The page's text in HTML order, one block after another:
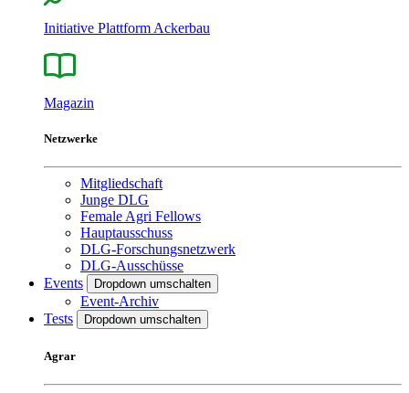
Initiative Plattform Ackerbau
Magazin
Netzwerke
Mitgliedschaft
Junge DLG
Female Agri Fellows
Hauptausschuss
DLG-Forschungsnetzwerk
DLG-Ausschüsse
Events
Dropdown umschalten
Event-Archiv
Tests
Dropdown umschalten
Agrar